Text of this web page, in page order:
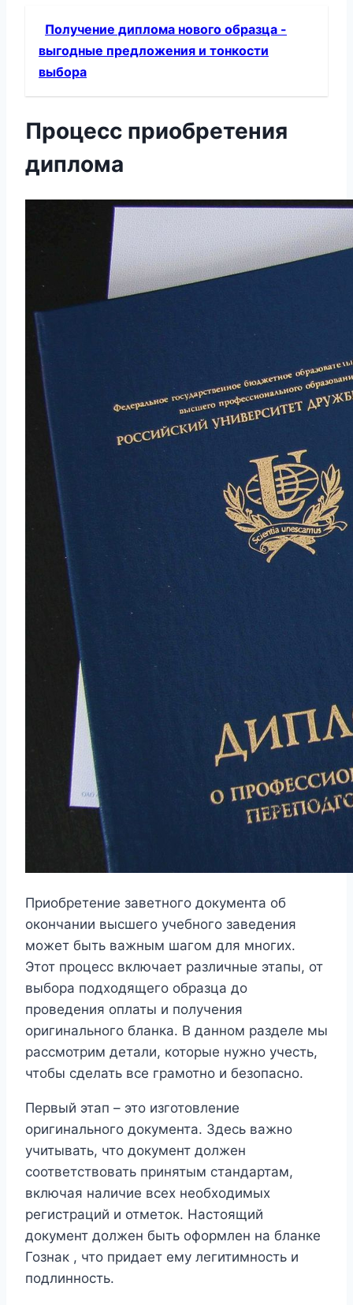
Получение диплома нового образца -
выгодные предложения и тонкости
выбора
Процесс приобретения
диплома
Приобретение заветного документа об
окончании высшего учебного заведения
может быть важным шагом для многих.
Этот процесс включает различные этапы, от
выбора подходящего образца до
проведения оплаты и получения
оригинального бланка. В данном разделе мы
рассмотрим детали, которые нужно учесть,
чтобы сделать все грамотно и безопасно.
Первый этап – это изготовление
оригинального документа. Здесь важно
учитывать, что документ должен
соответствовать принятым стандартам,
включая наличие всех необходимых
регистраций и отметок. Настоящий
документ должен быть оформлен на бланке
Гознак , что придает ему легитимность и
подлинность.